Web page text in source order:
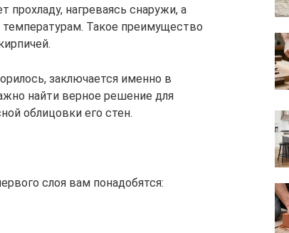
прохладу, нагреваясь снаружи, а
Такое преимущество
заключается именно в
найти верное решение для
облицовки его стен.
слоя вам понадобятся: